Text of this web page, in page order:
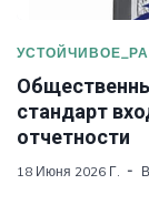
стандарт
отчетности
18 Июня 2026 Г.